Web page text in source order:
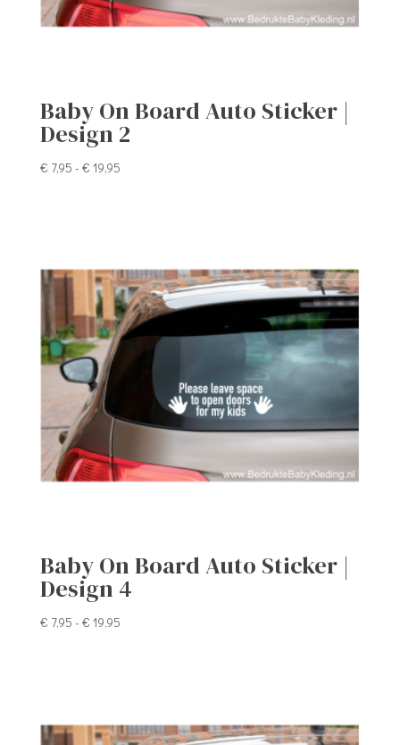
Baby On Board Auto Sticker |
Design 2
€ 7,95 - € 19,95Prijsklasse:
Baby On Board Auto Sticker |
Design 4
€ 7,95 - € 19,95Prijsklasse: